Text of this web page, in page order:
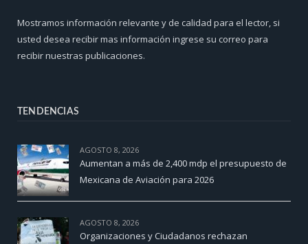
Mostramos información relevante y de calidad para el lector, si
usted desea recibir mas información ingrese su correo para
recibir nuestras publicaciones.
TENDENCIAS
AGOSTO 8, 2026
Aumentan a más de 2,400 mdp el presupuesto de
Mexicana de Aviación para 2026
AGOSTO 8, 2026
Organizaciones y Ciudadanos rechazan